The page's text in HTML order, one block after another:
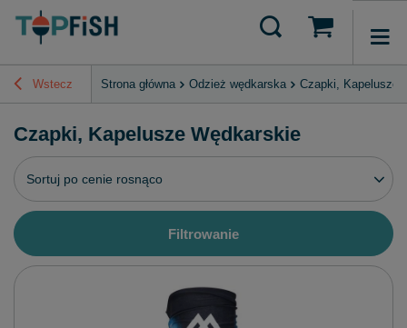
Wstecz Strona główna Odzież wędkarska Czapki, Kapelusze
Czapki, Kapelusze Wędkarskie
Zmień sortowanie
Sortuj po cenie rosnąco
Filtrowanie